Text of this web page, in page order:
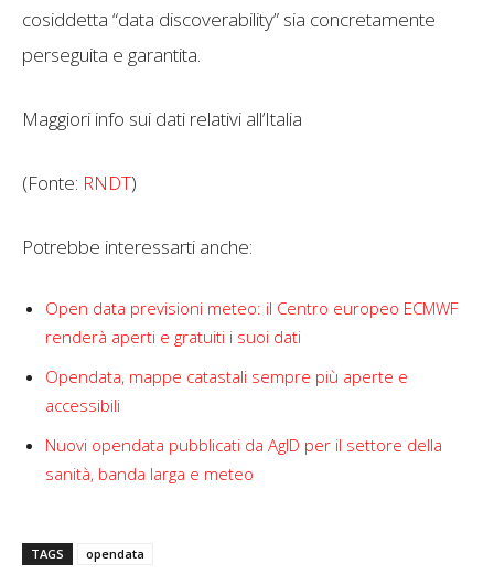
cosiddetta “data discoverability” sia concretamente
perseguita e garantita.
Maggiori info sui dati relativi all’Italia
(Fonte: RNDT)
Potrebbe interessarti anche:
Open data previsioni meteo: il Centro europeo ECMWF
renderà aperti e gratuiti i suoi dati
Opendata, mappe catastali sempre più aperte e
accessibili
Nuovi opendata pubblicati da AgID per il settore della
sanità, banda larga e meteo
TAGS opendata